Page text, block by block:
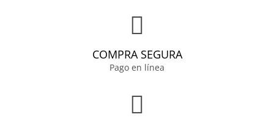
COMPRA SEGURA
Pago en línea